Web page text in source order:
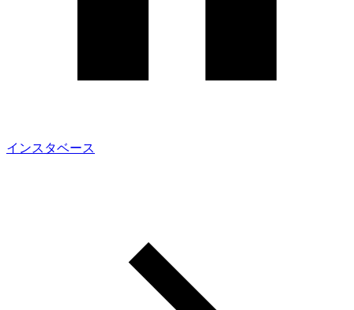
インスタベース